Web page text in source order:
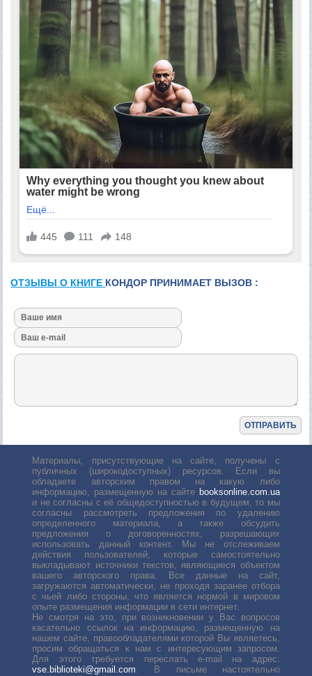
ОТЗЫВЫ О КНИГЕ КОНДОР ПРИНИМАЕТ ВЫЗОВ :
Материалы, присутствующие на сайте, получены с
публичных (широкодоступных) ресурсов. Если вы
обладаете авторским правом на какую либо
информацию, размещенную на сайте booksonline.com.ua
и не согласны с её общедоступностью в будущем, то мы
согласны рассмотреть предложения по удалению
определенного материала, а также обсудить
предложения о договоренностях, разрешающих
использовать данный контент. Мы не отслеживаем
действия пользователей, которые самостоятельно
выкладывают источники текстов, являющиеся объектом
вашего авторского права. Все данные на сайт,
загружаются автоматически, не проходя заранее отбора
с чьей либо стороны, что является нормой в мировом
опыте размещения информации в сети интернет.
Не смотря на это, при возникновении у Вас вопросов
касательно ссылок на информацию, размещенную на
нашем сайте, правообладателями которой Вы являетесь,
просим обращаться к нам с интересующим запросом.
Для этого требуется переслать е-mail на адрес:
vse.biblioteki@gmail.com. В письме настоятельно